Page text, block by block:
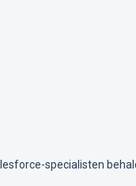
specialisten